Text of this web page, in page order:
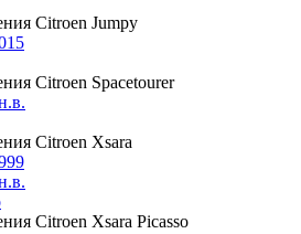
Citroen Jumpy
Citroen Spacetourer
Citroen Xsara
Citroen Xsara Picasso